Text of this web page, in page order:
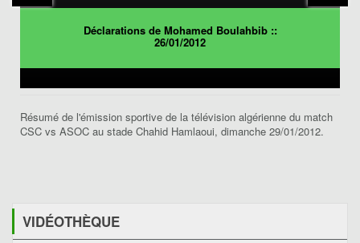
Déclarations de Mohamed Boulahbib ::
26/01/2012
Résumé de l'émission sportive de la télévision algérienne du match
CSC vs ASOC au stade Chahid Hamlaoui, dimanche 29/01/2012.
VIDÉOTHÈQUE